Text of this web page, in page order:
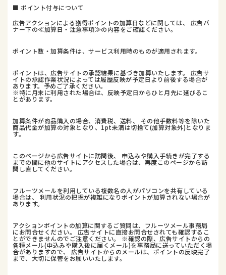
■ ポイント付与について
広告アクションによる獲得ポイントの加算日などに関しては、 広告バ
ナー下の≪加算日・注意事項≫の内容をご確認ください。
ポイント数・加算条件は、サービス利用時のものが適用されます。
ポイントは、広告サイトの承認結果に基づき加算いたします。 広告サ
イトの承認作業状況によっては履歴反映が予定日より前後する場合が
あります。予めご了承ください。
※特に月末に利用された場合は、反映予定日からひと月先に延びるこ
とがあります。
加算条件が商品購入の場合、消費税、送料、 その他手数料等を除いた
商品代金が加算の対象となり、1pt未満は切捨て(加算対象外)となりま
す。
このページから広告サイトに訪問後、 申込みや購入手続きが完了する
までの間に他のサイトにアクセスした場合は、再度このページから訪
問し直してください。
フルーツメールを利用している複数名の人がパソコンを共有している
場合は、 利用状況の把握が複雑になりポイントが加算されない場合が
あります。
アクションポイントの加算に関するご質問は、フルーツメール事務局
にお問合せください。 広告サイトに直接お問合せされても確認するこ
とができませんのでご注意ください。 ※確認の際、広告サイトからの
各種メール(申込みや購入後に届くメール)を事務局に送っていただく場
合がありますので、 広告サイトからのメールは、ポイントの反映完了
まで、大切に保管をお願いいたします。